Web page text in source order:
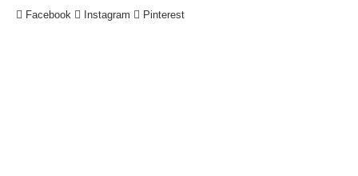
Facebook Instagram Pinterest